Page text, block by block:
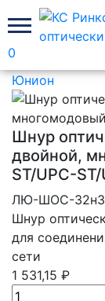
0
Главная
Юнион
Шнур
двойной,
ST/UPC-
ЛЮ-ШОС-
Шнур
для
сети
1 531,15 ₽